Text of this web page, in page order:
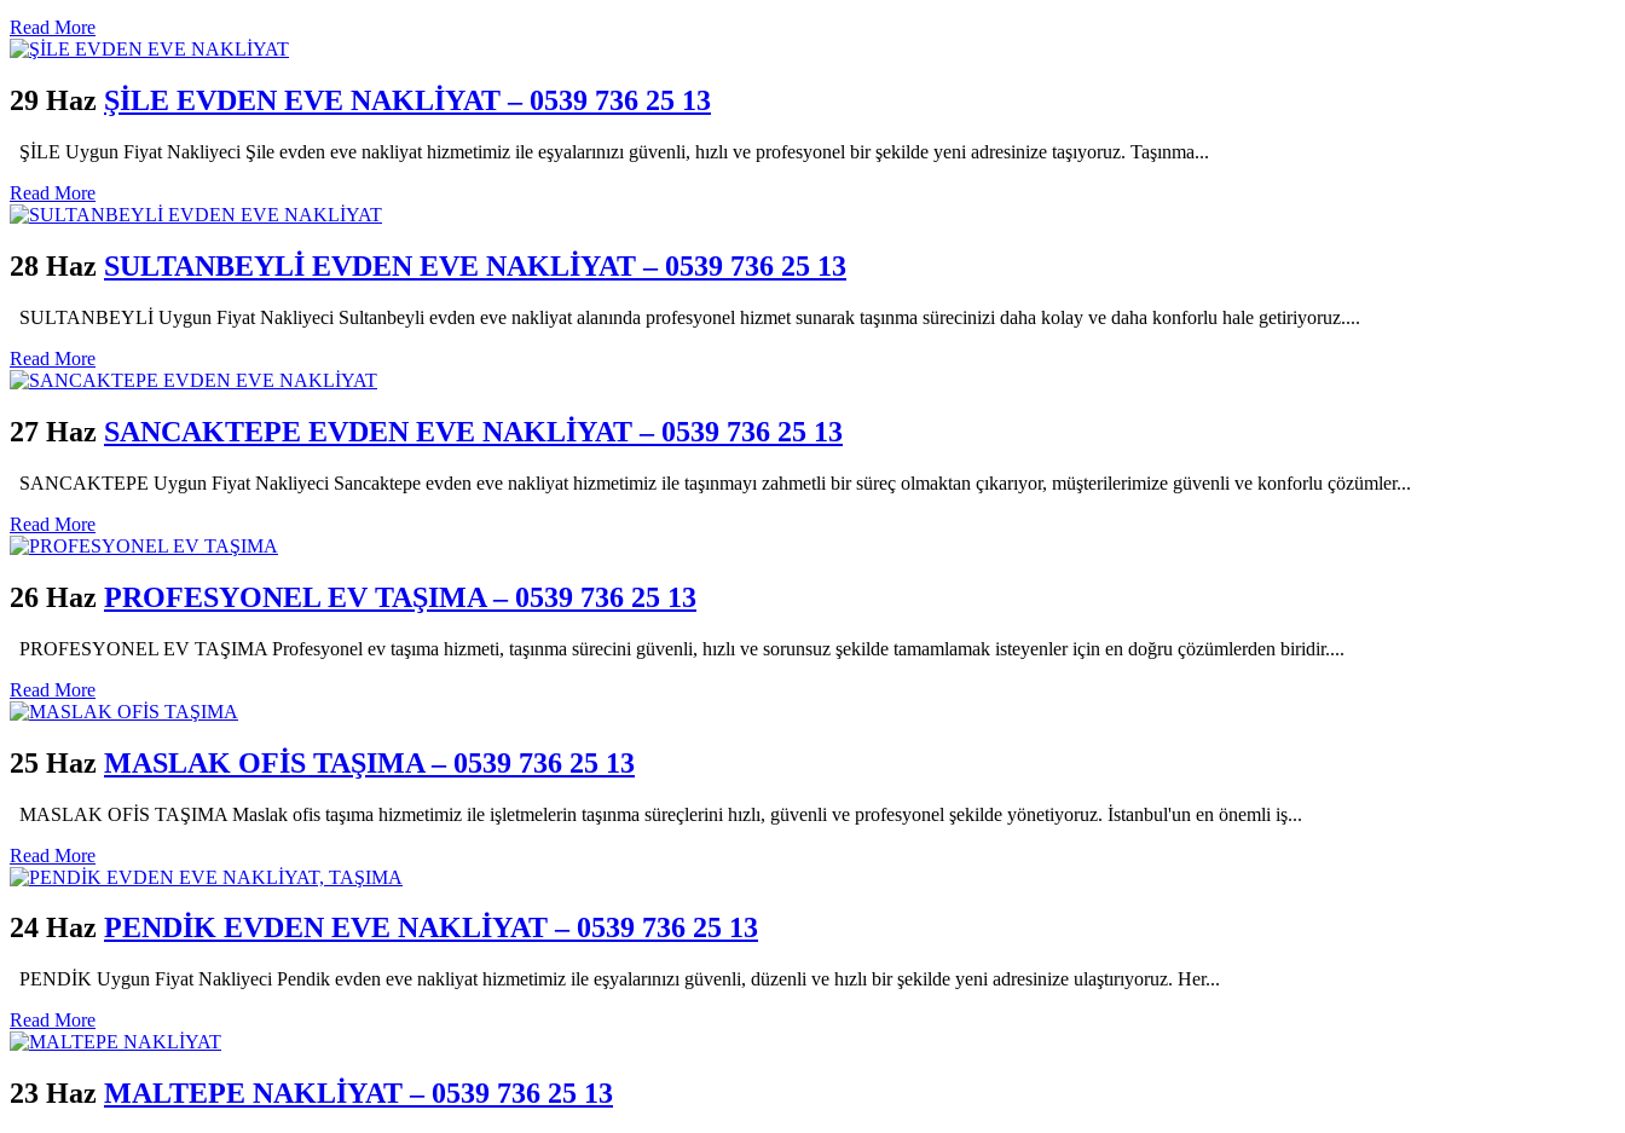
Read More
29 Haz ŞİLE EVDEN EVE NAKLİYAT – 0539 736 25 13
ŞİLE Uygun Fiyat Nakliyeci Şile evden eve nakliyat hizmetimiz ile eşyalarınızı güvenli, hızlı ve profesyonel bir şekilde yeni adresinize taşıyoruz. Taşınma...
Read More
28 Haz SULTANBEYLİ EVDEN EVE NAKLİYAT – 0539 736 25 13
SULTANBEYLİ Uygun Fiyat Nakliyeci Sultanbeyli evden eve nakliyat alanında profesyonel hizmet sunarak taşınma sürecinizi daha kolay ve daha konforlu hale getiriyoruz....
Read More
27 Haz SANCAKTEPE EVDEN EVE NAKLİYAT – 0539 736 25 13
SANCAKTEPE Uygun Fiyat Nakliyeci Sancaktepe evden eve nakliyat hizmetimiz ile taşınmayı zahmetli bir süreç olmaktan çıkarıyor, müşterilerimize güvenli ve konforlu çözümler...
Read More
26 Haz PROFESYONEL EV TAŞIMA – 0539 736 25 13
PROFESYONEL EV TAŞIMA Profesyonel ev taşıma hizmeti, taşınma sürecini güvenli, hızlı ve sorunsuz şekilde tamamlamak isteyenler için en doğru çözümlerden biridir....
Read More
25 Haz MASLAK OFİS TAŞIMA – 0539 736 25 13
MASLAK OFİS TAŞIMA Maslak ofis taşıma hizmetimiz ile işletmelerin taşınma süreçlerini hızlı, güvenli ve profesyonel şekilde yönetiyoruz. İstanbul'un en önemli iş...
Read More
24 Haz PENDİK EVDEN EVE NAKLİYAT – 0539 736 25 13
PENDİK Uygun Fiyat Nakliyeci Pendik evden eve nakliyat hizmetimiz ile eşyalarınızı güvenli, düzenli ve hızlı bir şekilde yeni adresinize ulaştırıyoruz. Her...
Read More
23 Haz MALTEPE NAKLİYAT – 0539 736 25 13